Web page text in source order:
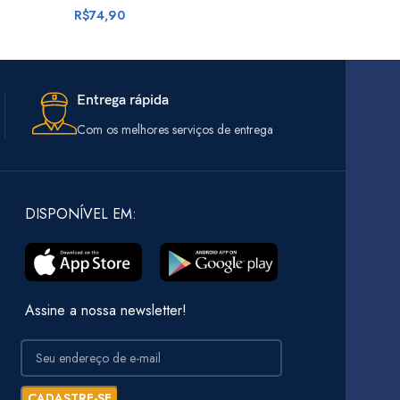
R$74,90
Entrega rápida
Com os melhores serviços de entrega
DISPONÍVEL EM:
Assine a nossa newsletter!